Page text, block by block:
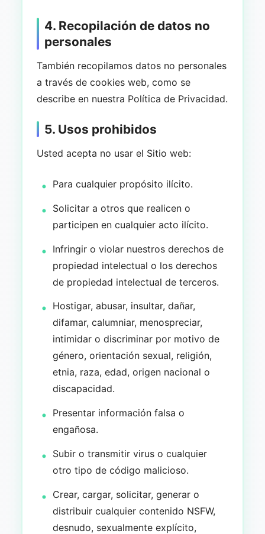
4. Recopilación de datos no
personales
También recopilamos datos no personales
a través de cookies web, como se
describe en nuestra Política de Privacidad.
5. Usos prohibidos
Usted acepta no usar el Sitio web:
Para cualquier propósito ilícito.
Solicitar a otros que realicen o
participen en cualquier acto ilícito.
Infringir o violar nuestros derechos de
propiedad intelectual o los derechos
de propiedad intelectual de terceros.
Hostigar, abusar, insultar, dañar,
difamar, calumniar, menospreciar,
intimidar o discriminar por motivo de
género, orientación sexual, religión,
etnia, raza, edad, origen nacional o
discapacidad.
Presentar información falsa o
engañosa.
Subir o transmitir virus o cualquier
otro tipo de código malicioso.
Crear, cargar, solicitar, generar o
distribuir cualquier contenido NSFW,
desnudo, sexualmente explícito,